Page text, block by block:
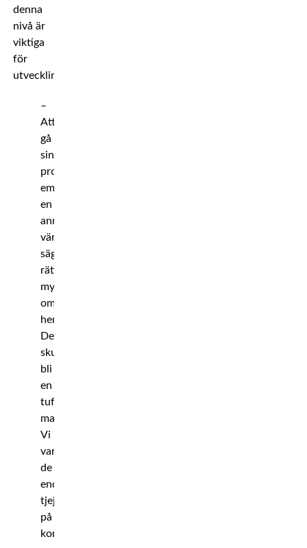
denna
nivå är
viktiga
för
utvecklingen.
–
Att
gå
sin
proffsdebut
emot
en
annan
världsmästare
säger
rätt
mycket
om
henne.
Det
skulle
bli
en
tuff
match.
Vi
var
de
enda
tjejerna
på
kortet,